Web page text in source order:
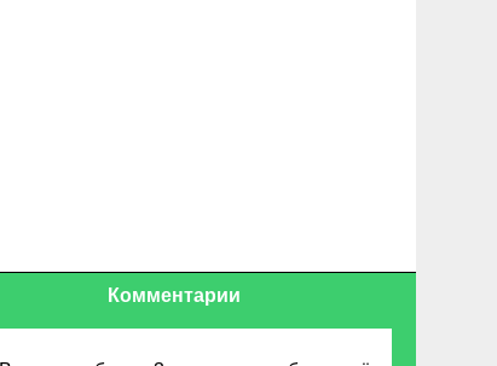
Комментарии